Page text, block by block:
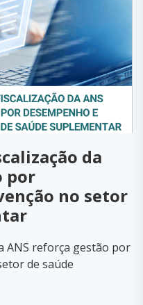
da
por
no setor
ANS reforça gestão por
de saúde